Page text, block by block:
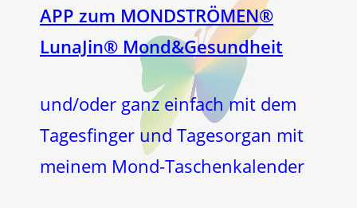
APP zum MONDSTRÖMEN®
LunaJin® Mond&Gesundheit
und/oder ganz einfach mit dem
Tagesfinger und Tagesorgan mit
meinem Mond-Taschenkalender